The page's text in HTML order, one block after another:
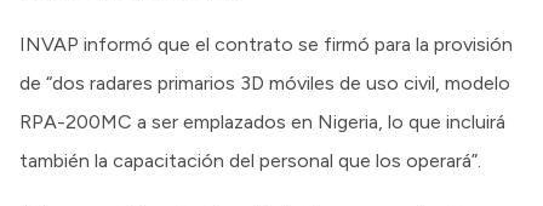
INVAP informó que el contrato se firmó para la provisión
de “dos radares primarios 3D móviles de uso civil, modelo
RPA-200MC a ser emplazados en Nigeria, lo que incluirá
también la capacitación del personal que los operará”.